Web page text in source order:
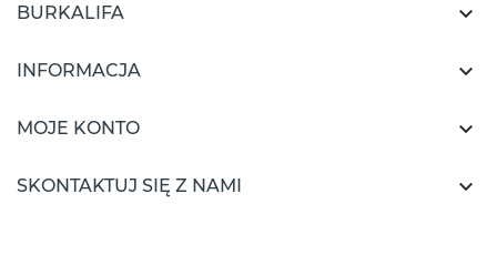
BURKALIFA 
INFORMACJA 
MOJE KONTO 
SKONTAKTUJ SIĘ Z NAMI 